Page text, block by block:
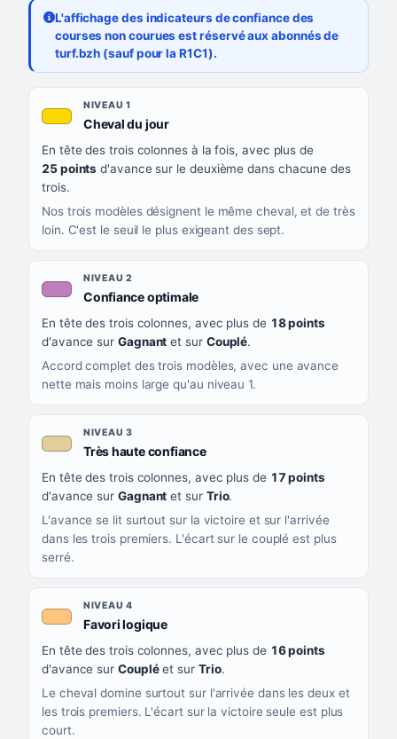
L'affichage des indicateurs de confiance des
courses non courues est réservé aux abonnés de
turf.bzh (sauf pour la R1C1).
QUAND LA LIGNE PREND CETTE COULEUR
CE QUE CELA VOUS DIT
NIVEAU 1
Cheval du jour, couleur jaune or
En tête des trois colonnes à la fois, avec plus de
25 points d'avance sur le deuxième dans chacune des
trois.
Nos trois modèles désignent le même cheval, et de très
loin. C'est le seuil le plus exigeant des sept.
NIVEAU 2
Confiance optimale, couleur mauve
En tête des trois colonnes, avec plus de 18 points
d'avance sur Gagnant et sur Couplé.
Accord complet des trois modèles, avec une avance
nette mais moins large qu'au niveau 1.
NIVEAU 3
Très haute confiance, couleur beige
En tête des trois colonnes, avec plus de 17 points
d'avance sur Gagnant et sur Trio.
L'avance se lit surtout sur la victoire et sur l'arrivée
dans les trois premiers. L'écart sur le couplé est plus
serré.
NIVEAU 4
Favori logique, couleur orange clair
En tête des trois colonnes, avec plus de 16 points
d'avance sur Coupléet sur Trio.
Le cheval domine surtout sur l'arrivée dans les deux et
les trois premiers. L'écart sur la victoire seule est plus
court.